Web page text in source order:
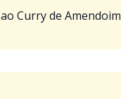
Curry de Amendoim